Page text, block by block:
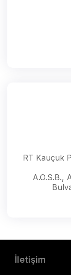
RT Kauçuk
A.O.S.B.,
İletişim